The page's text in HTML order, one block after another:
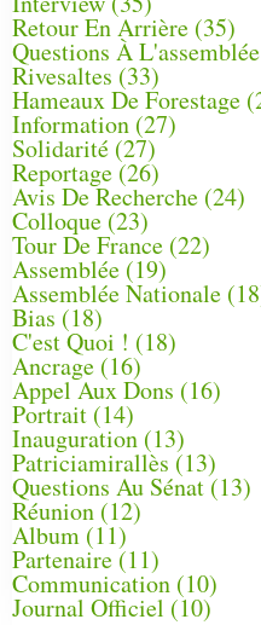
Retour En Arrière (35)
Questions À
Rivesaltes (33)
Hameaux De Forestage
Information (27)
Solidarité (27)
Reportage(26)
Avis De Recherche (24)
Colloque (23)
Tour De France (22)
Assemblée (19)
Assemblée Nationale
Bias (18)
C'est Quoi ! (18)
Ancrage (16)
Appel Aux Dons (16)
Portrait (14)
Inauguration (13)
Patriciamirallès (13)
Questions Au Sénat(13)
Réunion (12)
Album (11)
Partenaire(11)
Communication (10)
Journal Officiel (10)